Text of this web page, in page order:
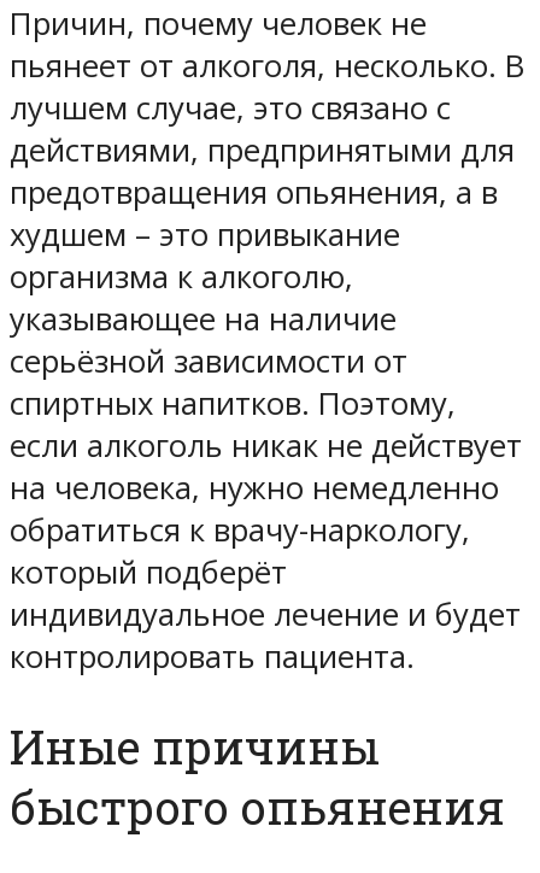
Причин, почему человек не
пьянеет от алкоголя, несколько. В
лучшем случае, это связано с
действиями, предпринятыми для
предотвращения опьянения, а в
худшем – это привыкание
организма к алкоголю,
указывающее на наличие
серьёзной зависимости от
спиртных напитков. Поэтому,
если алкоголь никак не действует
на человека, нужно немедленно
обратиться к врачу-наркологу,
который подберёт
индивидуальное лечение и будет
контролировать пациента.
Иные причины
быстрого опьянения